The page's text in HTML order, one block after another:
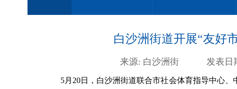
白沙洲街道开展“友好
来源: 白沙洲街 发表日
5月20日，白沙洲街道联合市社会体育指导中心